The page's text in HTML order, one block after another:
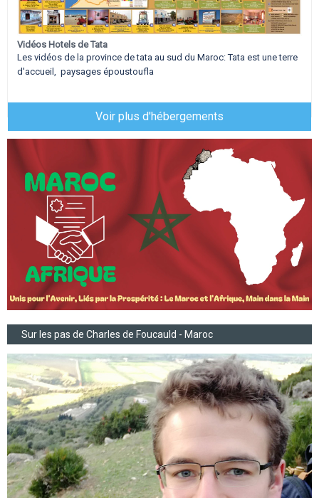
Vidéos Hotels de Tata
Les vidéos de la province de tata au sud du Maroc: Tata est une terre
d'accueil, paysages époustoufla
Voir plus d'hébergements
Sur les pas de Charles de Foucauld - Maroc